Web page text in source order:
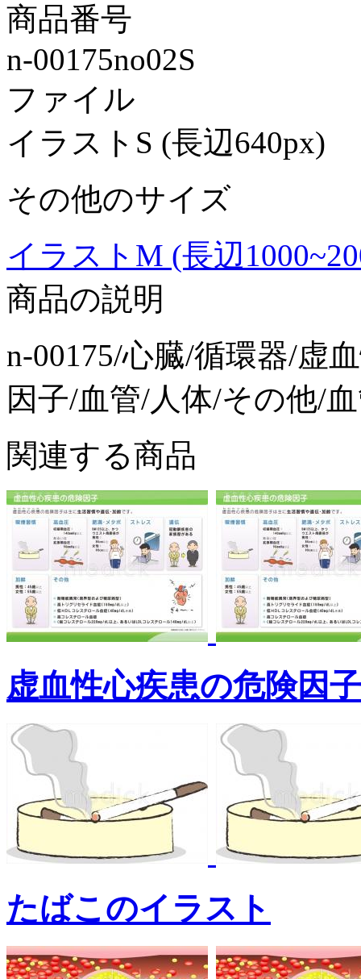
商品番号
n-00175no02S
ファイル
イラストS (長辺640px)
その他のサイズ
イラストM (長辺
商品の説明
n-00175/心臓/循環器/虚
因子/血管/人体/その他/
関連する商品
虚血性心疾患の危険因
たばこのイラスト